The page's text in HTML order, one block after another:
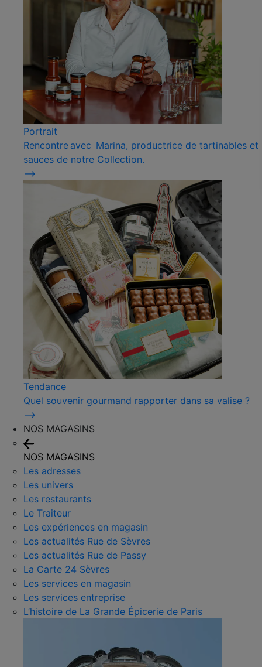
Portrait
Rencontre avec Marina, productrice de tartinables et
sauces de notre Collection.
⟶
Tendance
Quel souvenir gourmand rapporter dans sa valise ?
⟶
NOS MAGASINS
NOS MAGASINS
Les adresses
Les univers
Les restaurants
Le Traiteur
Les expériences en magasin
Les actualités Rue de Sèvres
Les actualités Rue de Passy
La Carte 24 Sèvres
Les services en magasin
Les services entreprise
L’histoire de La Grande Épicerie de Paris